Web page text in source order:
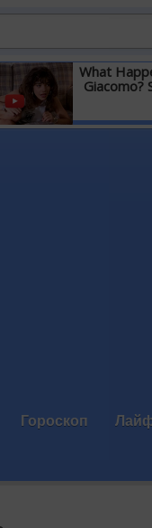
What
Giacomo?
Гороскоп